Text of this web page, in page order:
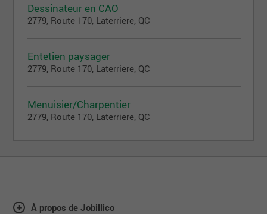
Dessinateur en CAO
2779, Route 170, Laterriere, QC
Entetien paysager
2779, Route 170, Laterriere, QC
Menuisier/Charpentier
2779, Route 170, Laterriere, QC
À propos de Jobillico